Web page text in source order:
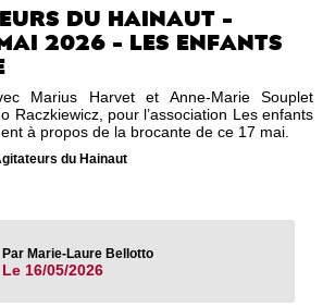
DU HAINAUT -
2026 - LES ENFANTS
Marius Harvet et Anne-Marie Souplet
Raczkiewicz, pour l’association Les enfants
à propos de la brocante de ce 17 mai.
du Hainaut
Par Marie-Laure Bellotto
Le 16/05/2026